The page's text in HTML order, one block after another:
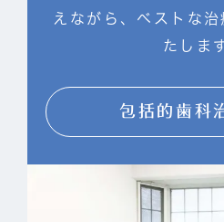
えながら、ベストな
たしま
包括的歯科